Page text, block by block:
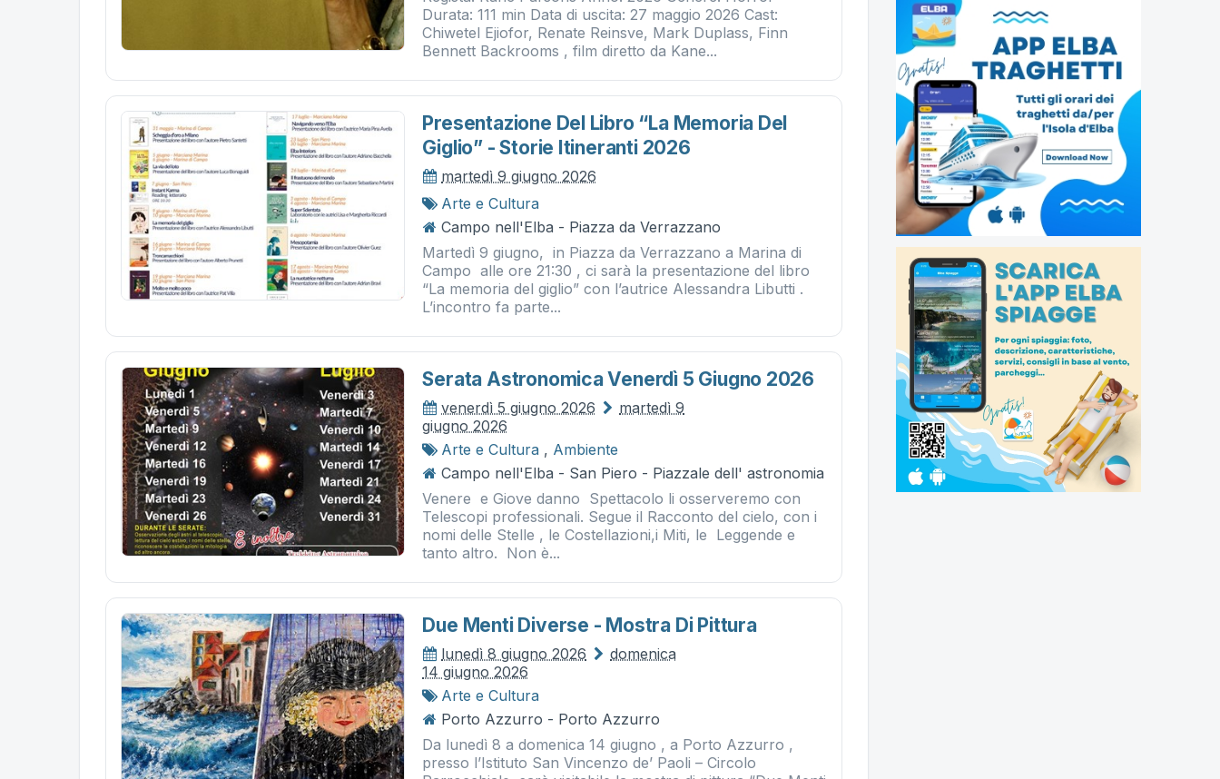
Durata: 111 min Data di uscita: 27 maggio 2026 Cast:
Chiwetel Ejiofor, Renate Reinsve, Mark Duplass, Finn
Bennett Backrooms , film diretto da Kane...
Presentazione Del Libro “la Memoria Del
Giglio” - Storie Itineranti 2026
martedì 9 giugno 2026
Arte e Cultura
Campo nell'Elba - Piazza da Verrazzano
Martedì 9 giugno, in Piazza da Verrazzano a Marina di
Campo alle ore 21:30 , ci sarà la presentazione del libro
“La memoria del giglio” con l’autrice Alessandra Libutti .
L’incontro fa parte...
Serata Astronomica Venerdì 5 Giugno 2026
venerdì 5 giugno 2026
martedì 9
giugno 2026
Arte e Cultura , Ambiente
Campo nell'Elba - San Piero - Piazzale dell' astronomia
Venere e Giove danno Spettacolo li osserveremo con
Telescopi professionali. Segue il Racconto del cielo, con i
nomi delle Stelle , le Costellazioni,i Miti, le Leggende e
tanto altro. Non è...
Due Menti Diverse - Mostra Di Pittura
lunedì 8 giugno 2026
domenica
14 giugno 2026
Arte e Cultura
Porto Azzurro - Porto Azzurro
Da lunedì 8 a domenica 14 giugno , a Porto Azzurro ,
presso l’Istituto San Vincenzo de’ Paoli – Circolo